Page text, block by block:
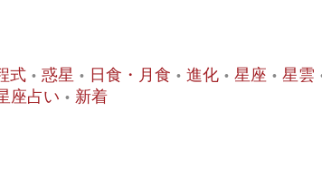
式 惑星 日食・月食 進化 星座 星雲
座占い 新着